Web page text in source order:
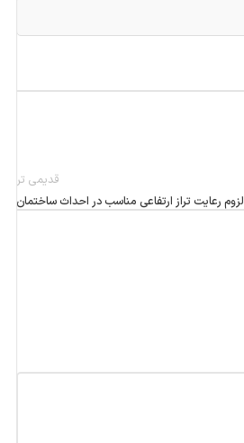
قدیمی تر
لزوم رعایت تراز ارتفاعی مناسب در احداث ساختمان